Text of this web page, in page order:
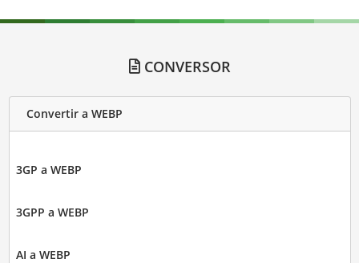
CONVERSOR
Convertir a WEBP
3GP a WEBP
3GPP a WEBP
AI a WEBP